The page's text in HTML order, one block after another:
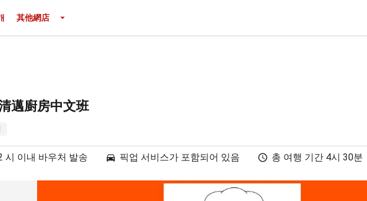
其他網店
邁廚房中文班
시 이내 바우처 발송 픽업 서비스가 포함되어 있음 총 여행 기간 4시 30분